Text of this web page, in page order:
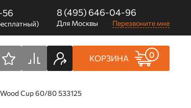
8 (495) 646-04-96
Для Москвы Перезвоните мне
КОРЗИНА 0
Cup 60/80 533125